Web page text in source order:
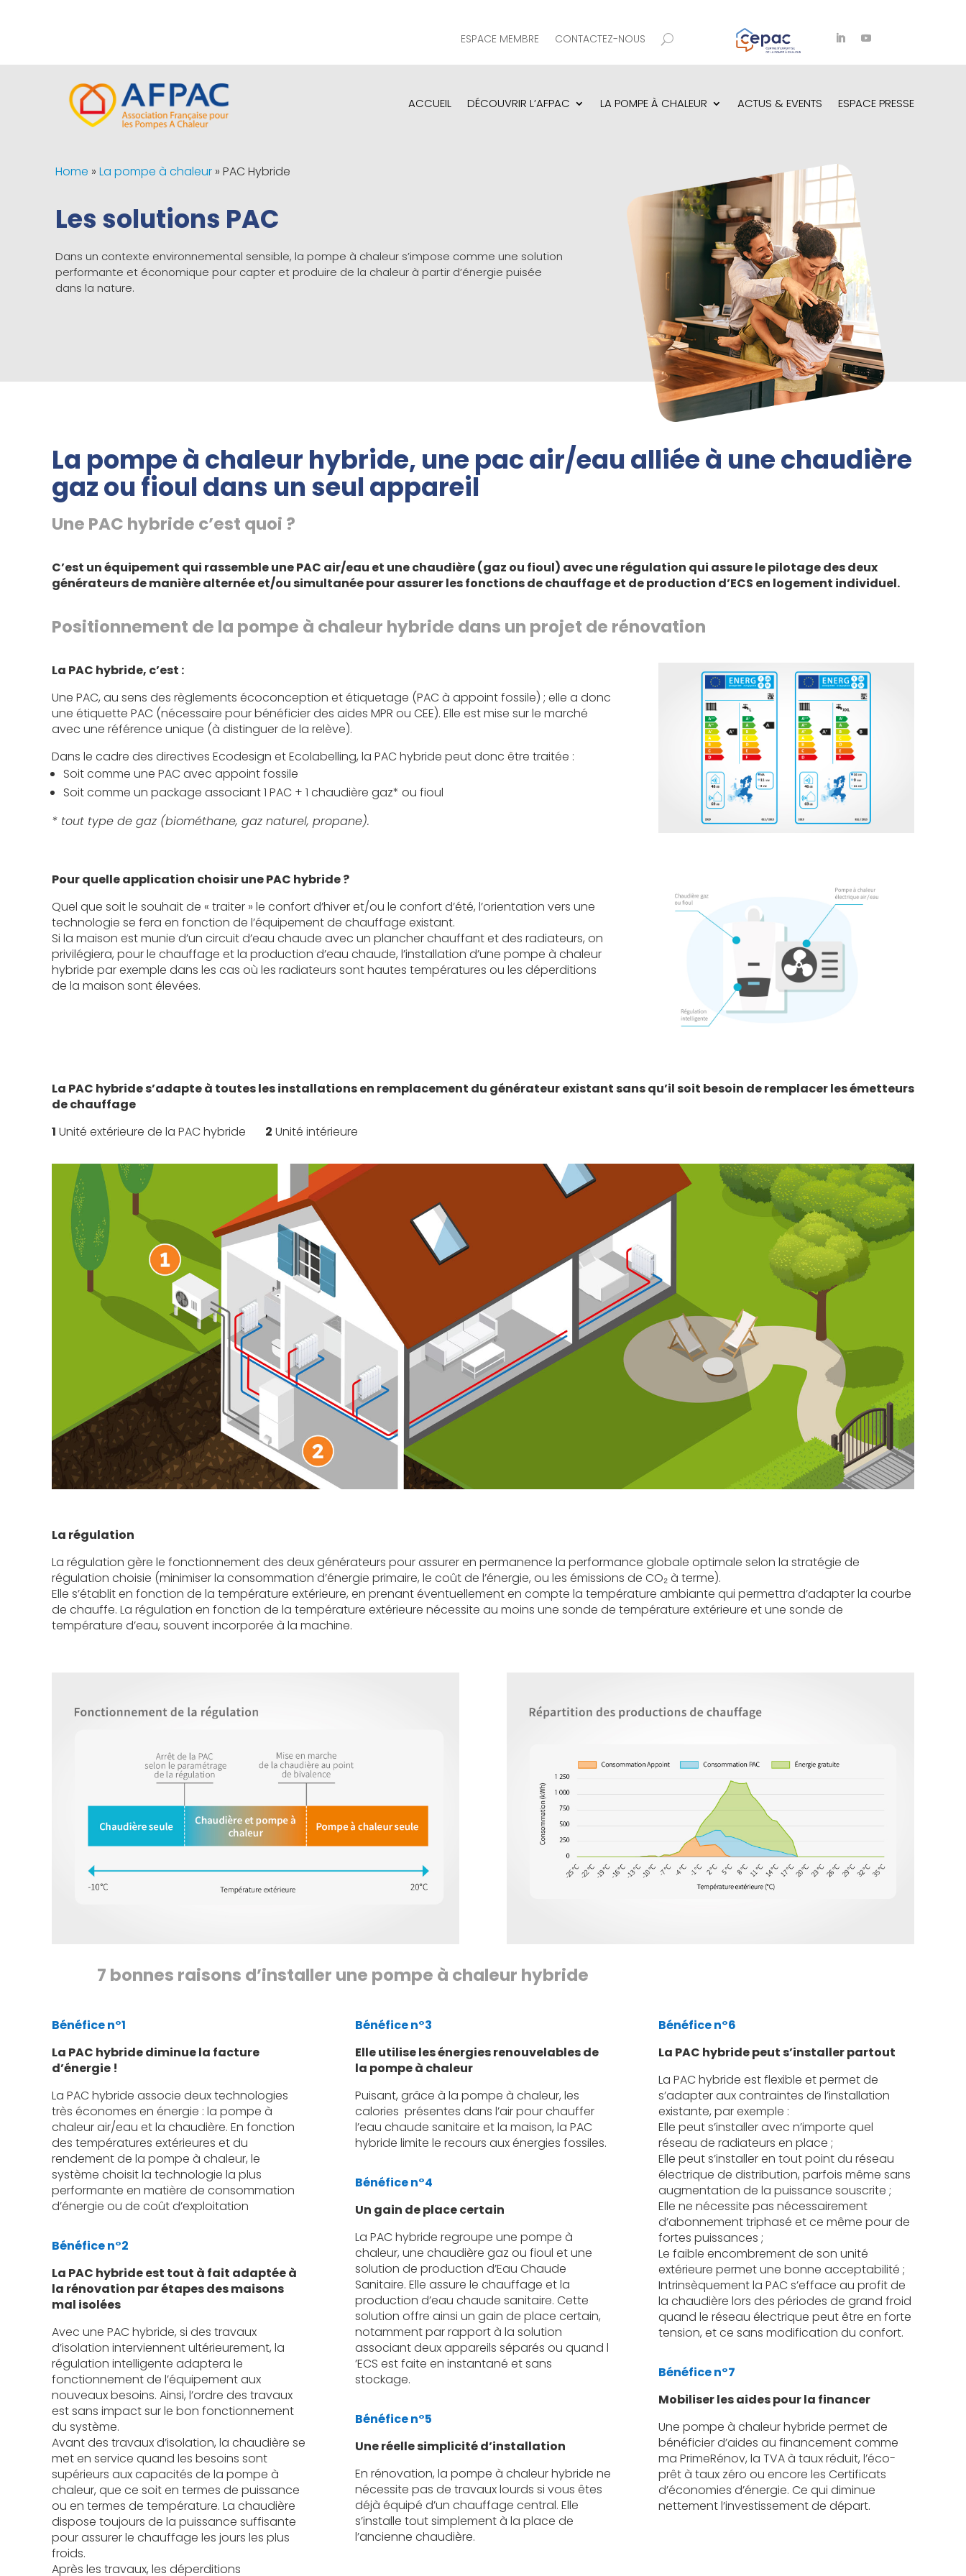
ESPACE MEMBRE CONTACTEZ-NOUS
ACCUEIL DÉCOUVRIR L’AFPAC LA POMPE À CHALEUR ACTUS & EVENTS ESPACE PRESSE
Home » La pompe à chaleur » PAC Hybride
Les solutions PAC
Dans un contexte environnemental sensible, la pompe à chaleur s’impose comme une solution
performante et économique pour capter et produire de la chaleur à partir d’énergie puisée
dans la nature.
La pompe à chaleur hybride, une pac air/eau alliée à une chaudière
gaz ou fioul dans un seul appareil
Une PAC hybride c’est quoi ?
C’est un équipement qui rassemble une PAC air/eau et une chaudière(gaz ou fioul) avec une régulation qui assure le pilotage des deux
générateurs de manière alternée et/ou simultanée pour assurer les fonctions de chauffage et de production d’ECS en logement individuel.
Positionnement de la pompe à chaleur hybride dans un projet de rénovation
La PAC hybride, c’est :
Une PAC, au sens des règlements écoconception et étiquetage (PAC à appoint fossile) ; elle a donc
une étiquette PAC (nécessaire pour bénéficier des aides MPR ou CEE). Elle est mise sur le marché
avec une référence unique (à distinguer de la relève).
Dans le cadre des directives Ecodesign et Ecolabelling, la PAC hybride peut donc être traitée :
Soit comme une PAC avec appoint fossile
Soit comme un package associant 1 PAC + 1 chaudière gaz* ou fioul
* tout type de gaz (biométhane, gaz naturel, propane).
Pour quelle application choisir une PAC hybride ?
Quel que soit le souhait de « traiter » le confort d’hiver et/ou le confort d’été, l’orientation vers une
technologie se fera en fonction de l’équipement de chauffage existant.
Si la maison est munie d’un circuit d’eau chaude avec un plancher chauffant et des radiateurs, on
privilégiera, pour le chauffage et la production d’eau chaude, l’installation d’une pompe à chaleur
hybride par exemple dans les cas où les radiateurs sont hautes températures ou les déperditions
de la maison sont élevées.
La PAC hybride s’adapte à toutes les installations en remplacement du générateur existant sans qu’il soit besoin de remplacer les émetteurs
de chauffage
1 Unité extérieure de la PAC hybride 2 Unité intérieure
La régulation
La régulation gère le fonctionnement des deux générateurs pour assurer en permanence la performance globale optimale selon la stratégie de
régulation choisie (minimiserla consommation d’énergie primaire, le coût de l’énergie, ou les émissions de CO₂ à terme).
Elle s’établit en fonction de la température extérieure, en prenant éventuellement en compte la température ambiante qui permettra d’adapter la courbe
de chauffe. La régulation en fonction de la température extérieure nécessite au moins une sonde de température extérieure et une sonde de
température d’eau, souvent incorporée à la machine.
7 bonnes raisons d’installer une pompe à chaleur hybride
Bénéfice n°1
La PAC hybride diminue la facture
d’énergie !
La PAC hybride associe deux technologies
très économes en énergie : la pompe à
chaleur air/eau et la chaudière. En fonction
des températures extérieures et du
rendement de la pompe à chaleur, le
système choisit la technologie la plus
performante en matière de consommation
d’énergie ou de coût d’exploitation
Bénéfice n°2
La PAC hybride est tout à fait adaptée à
la rénovation par étapes des maisons
mal isolées
Avec une PAC hybride, si des travaux
d’isolation interviennent ultérieurement, la
régulation intelligente adaptera le
fonctionnement de l’équipement aux
nouveaux besoins. Ainsi, l’ordre des travaux
est sans impact sur le bon fonctionnement
du système.
Avant des travaux d’isolation, la chaudière se
met en service quand les besoins sont
supérieurs aux capacités de la pompe à
chaleur, que ce soit en termes de puissance
ou en termes de température. La chaudière
dispose toujours de la puissance suffisante
pour assurer le chauffage les jours les plus
froids.
Après les travaux, les déperditions
Bénéfice n°3
Elle utilise les énergies renouvelables de
la pompe à chaleur
Puisant, grâce à la pompe à chaleur, les
calories présentes dans l’air pour chauffer
l’eau chaude sanitaire et la maison, la PAC
hybride limite le recours aux énergies fossiles.
Bénéfice n°4
Un gain de place certain
La PAC hybride regroupe une pompe à
chaleur, une chaudière gaz ou fioul et une
solution de production d’Eau Chaude
Sanitaire. Elle assure le chauffage et la
production d’eau chaude sanitaire. Cette
solution offre ainsi un gain de place certain,
notamment par rapport à la solution
associant deux appareils séparés ou quand l
’ECS est faite en instantané et sans
stockage.
Bénéfice n°5
Une réelle simplicité d’installation
En rénovation, la pompe à chaleur hybride ne
nécessite pas de travaux lourds si vous êtes
déjà équipé d’un chauffage central. Elle
s’installe tout simplement à la place de
l’ancienne chaudière.
Bénéfice n°6
La PAC hybride peut s’installer partout
La PAC hybride est flexible et permet de
s’adapter aux contraintes de l’installation
existante, par exemple :
Elle peut s’installer avec n’importe quel
réseau de radiateurs en place ;
Elle peut s’installer en tout point du réseau
électrique de distribution, parfois même sans
augmentation de la puissance souscrite ;
Elle ne nécessite pas nécessairement
d’abonnement triphasé et ce même pour de
fortes puissances ;
Le faible encombrement de son unité
extérieure permet une bonne acceptabilité ;
Intrinsèquement la PAC s’efface au profit de
la chaudière lors des périodes de grand froid
quand le réseau électrique peut être en forte
tension, et ce sans modification du confort.
Bénéfice n°7
Mobiliser les aides pour la financer
Une pompe à chaleur hybride permet de
bénéficier d’aides au financement comme
ma PrimeRénov, la TVA à taux réduit, l’éco-
prêt à taux zéro ou encore les Certificats
d’économies d’énergie. Ce qui diminue
nettement l’investissement de départ.